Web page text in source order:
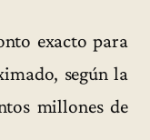
exacto para
según la
millones de